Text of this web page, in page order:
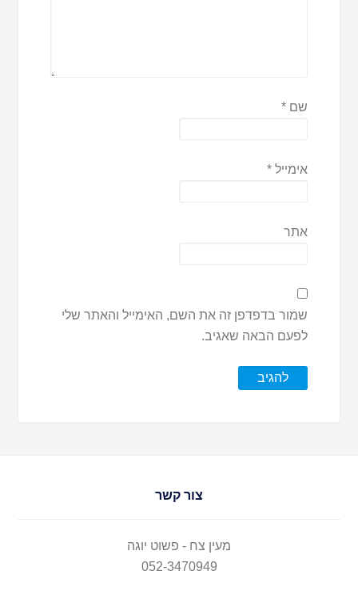
שם*
אימייל*
אתר
שמור בדפדפן זה את השם, האימייל והאתר שלי
לפעם הבאה שאגיב.
צור קשר
מעין צח - פשוט יוגה
052-3470949